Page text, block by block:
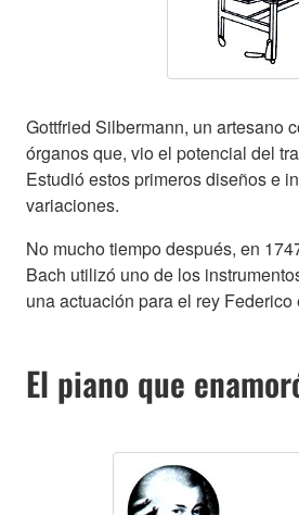
Gottfried Silbermann, un artesano
órganos que, vio el potencial del
Estudió estos primeros diseños e
variaciones.
No mucho tiempo después, en
Bach utilizó uno de los
una actuación para el rey Federico
El piano que